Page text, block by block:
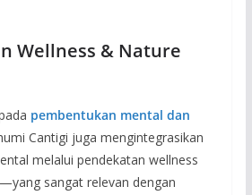
Wellness & Nature
pembentukan mental dan
Cantigi juga mengintegrasikan
melalui pendekatan wellness
sangat relevan dengan